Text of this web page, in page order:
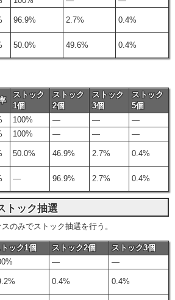
96.9% 2.7% 0.4%
50.0% 49.6% 0.4%
ストック
1個
ストック
2個
ストック
3個
ストック
5個
100% ― ―
―
100% ― ―
―
50.0% 46.9% 2.7% 0.4%
― 96.9% 2.7% 0.4%
トック抽選
のみでストック抽選を行う。
ック1個 ストック2個
ストック3個
―
―
0.4% 0.4%